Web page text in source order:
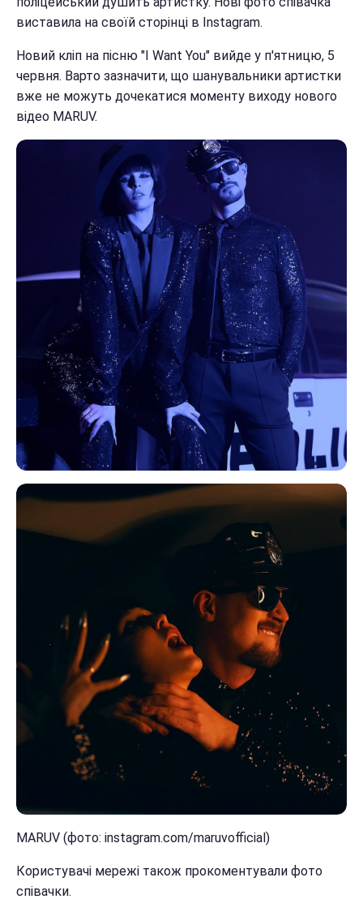
виставила на своїй сторінці в Instagram.
Новий кліп на пісню "I Want You" вийде у п'ятницю, 5
червня. Варто зазначити, що шанувальники артистки
вже не можуть дочекатися моменту виходу нового
відео MARUV.
MARUV (фото: instagram.com/maruvofficial)
Користувачі мережі також прокоментували фото
співачки.